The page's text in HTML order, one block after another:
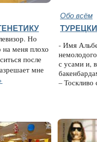
Обо всём
Но
на меня плохо
после
мне
- Имя
с усами и,
– Тоскливо